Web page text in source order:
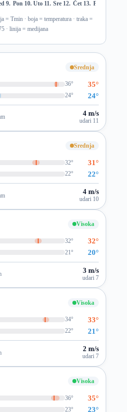
9. Pon 10. Uto 11. Sre 12. Čet 13. Pet 14.
= Tmin · boja = temperatura · traka =
· linija = medijana
Srednja
36° 35°
24° 24°
4 m/s
udari 11
Srednja
32° 31°
22° 22°
4 m/s
udari 10
Visoka
32° 32°
21° 20°
3 m/s
udari 7
Visoka
34° 33°
22° 21°
2 m/s
udari 7
Visoka
36° 35°
23° 23°